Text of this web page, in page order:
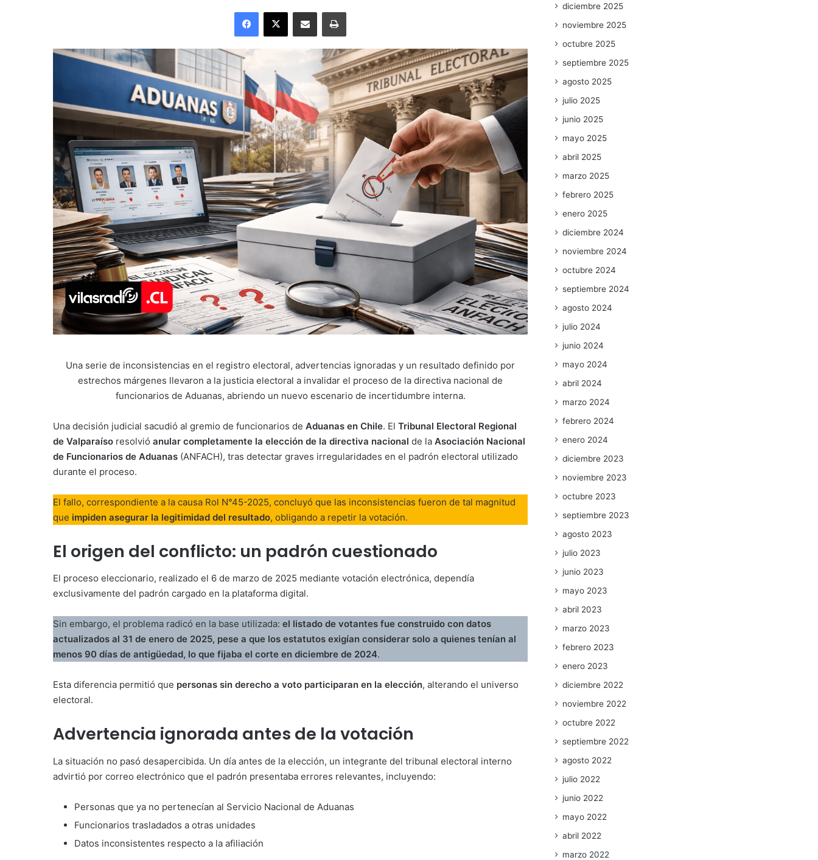
Facebook
X Enviar vía email Imprimir
Una serie de inconsistencias en el registro electoral, advertencias ignoradas y un resultado definido por
estrechos márgenes llevaron a la justicia electoral a invalidar el proceso de la directiva nacional de
funcionarios de Aduanas, abriendo un nuevo escenario de incertidumbre interna.
Una decisión judicial sacudió al gremio de funcionarios de Aduanas en Chile. El Tribunal Electoral Regional
de Valparaíso resolvió anular completamente la elección de la directiva nacional de la Asociación Nacional
de Funcionarios de Aduanas (ANFACH), tras detectar graves irregularidades en el padrón electoral utilizado
durante el proceso.
El fallo, correspondiente a la causa Rol N°45-2025, concluyó que las inconsistencias fueron de tal magnitud
que impiden asegurar la legitimidad del resultado, obligando a repetir la votación.
El origen del conflicto: un padrón cuestionado
El proceso eleccionario, realizado el 6 de marzo de 2025 mediante votación electrónica, dependía
exclusivamente del padrón cargado en la plataforma digital.
Sin embargo, el problema radicó en la base utilizada: el listado de votantes fue construido con datos
actualizados al 31 de enero de 2025, pese a que los estatutos exigían considerar solo a quienes tenían al
menos 90 días de antigüedad, lo que fijaba el corte en diciembre de 2024.
Esta diferencia permitió que personas sin derecho a voto participaran en la elección, alterando el universo
electoral.
Advertencia ignorada antes de la votación
La situación no pasó desapercibida. Un día antes de la elección, un integrante del tribunal electoral interno
advirtió por correo electrónico que el padrón presentaba errores relevantes, incluyendo:
Personas que ya no pertenecían al Servicio Nacional de Aduanas
Funcionarios trasladados a otras unidades
Datos inconsistentes respecto a la afiliación
diciembre 2025
noviembre 2025
octubre 2025
septiembre 2025
agosto 2025
julio 2025
junio 2025
mayo 2025
abril 2025
marzo 2025
febrero 2025
enero 2025
diciembre 2024
noviembre 2024
octubre 2024
septiembre 2024
agosto 2024
julio 2024
junio 2024
mayo 2024
abril 2024
marzo 2024
febrero 2024
enero 2024
diciembre 2023
noviembre 2023
octubre 2023
septiembre 2023
agosto 2023
julio 2023
junio 2023
mayo 2023
abril 2023
marzo 2023
febrero 2023
enero 2023
diciembre 2022
noviembre 2022
octubre 2022
septiembre 2022
agosto 2022
julio 2022
junio 2022
mayo 2022
abril 2022
marzo 2022